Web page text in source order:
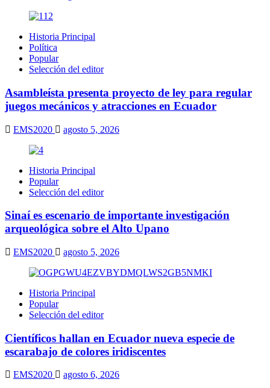
Historia Principal
Política
Popular
Selección del editor
Asambleísta presenta proyecto de ley para regular
juegos mecánicos y atracciones en Ecuador
EMS2020 agosto 5, 2026
Historia Principal
Popular
Selección del editor
Sinaí es escenario de importante investigación
arqueológica sobre el Alto Upano
EMS2020 agosto 5, 2026
Historia Principal
Popular
Selección del editor
Científicos hallan en Ecuador nueva especie de
escarabajo de colores iridiscentes
EMS2020 agosto 6, 2026